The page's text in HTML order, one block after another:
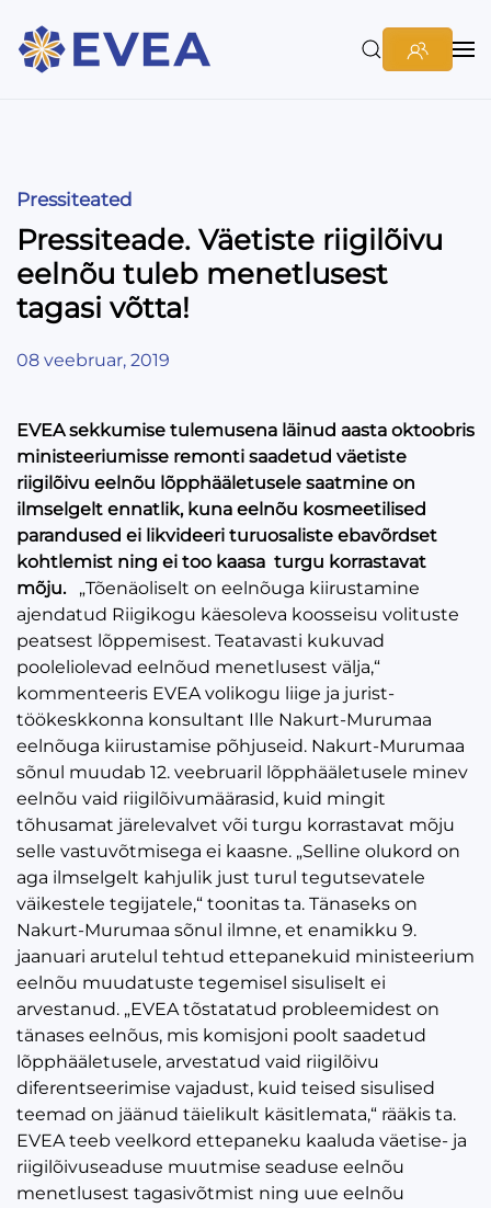
Pressiteated
Pressiteade. Väetiste riigilõivu
eelnõu tuleb menetlusest
tagasi võtta!
08 veebruar, 2019
EVEA sekkumise tulemusena läinud aasta oktoobris
ministeeriumisse remonti saadetud väetiste
riigilõivu eelnõu lõpphääletusele saatmine on
ilmselgelt ennatlik, kuna eelnõu kosmeetilised
parandused ei likvideeri turuosaliste ebavõrdset
kohtlemist ning ei too kaasa turgu korrastavat
mõju.
„Tõenäoliselt on eelnõuga kiirustamine
ajendatud Riigikogu käesoleva koosseisu volituste
peatsest lõppemisest. Teatavasti kukuvad
pooleliolevad eelnõud menetlusest välja,“
kommenteeris EVEA volikogu liige ja jurist-
töökeskkonna konsultant Ille Nakurt-Murumaa
eelnõuga kiirustamise põhjuseid. Nakurt-Murumaa
sõnul muudab 12. veebruaril lõpphääletusele minev
eelnõu vaid riigilõivumäärasid, kuid mingit
tõhusamat järelevalvet või turgu korrastavat mõju
selle vastuvõtmisega ei kaasne. „Selline olukord on
aga ilmselgelt kahjulik just turul tegutsevatele
väikestele tegijatele,“ toonitas ta. Tänaseks on
Nakurt-Murumaa sõnul ilmne, et enamikku 9.
jaanuari arutelul tehtud ettepanekuid ministeerium
eelnõu muudatuste tegemisel sisuliselt ei
arvestanud. „EVEA tõstatatud probleemidest on
tänases eelnõus, mis komisjoni poolt saadetud
lõpphääletusele, arvestatud vaid riigilõivu
diferentseerimise vajadust, kuid teised sisulised
teemad on jäänud täielikult käsitlemata,“ rääkis ta.
EVEA teeb veelkord ettepaneku kaaluda väetise- ja
riigilõivuseaduse muutmise seaduse eelnõu
menetlusest tagasivõtmist ning uue eelnõu